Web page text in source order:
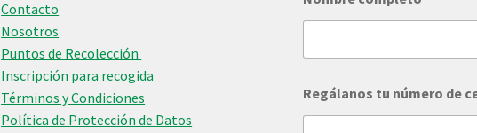
Contacto
Nosotros
Puntos de Recolección
Inscripción para recogida
Términos y Condiciones
Política de Protección de Datos
m
r
r
¿
Q
Regálanos tu número de